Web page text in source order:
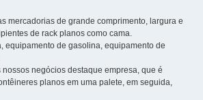
mercadorias de grande comprimento, largura e
de rack planos como cama.
equipamento de gasolina, equipamento de
nossos negócios destaque empresa, que é
planos em uma palete, em seguida,